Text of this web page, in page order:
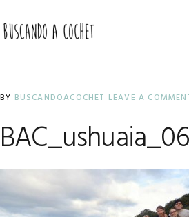
to
primary
to
main
to
primary
BY BUSCANDOACOCHET LEAVE A
BAC_ushuaia_06